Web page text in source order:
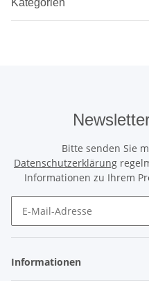
Kategorien
Bitte senden Sie
Datenschutzerklärung
Informationen zu Ihrem
Informationen